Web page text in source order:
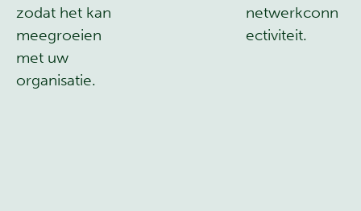
zodat het kan
meegroeien
met uw
organisatie.
netwerkconn
ectiviteit.